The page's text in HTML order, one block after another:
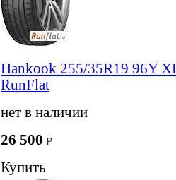
Hankook 255/35R19 96Y
RunFlat
нет в наличии
26 500
Купить